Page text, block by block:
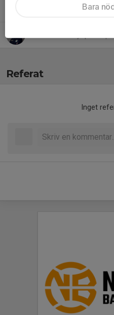
Alejandro Perez Navarro
Referat
Inget
Bara